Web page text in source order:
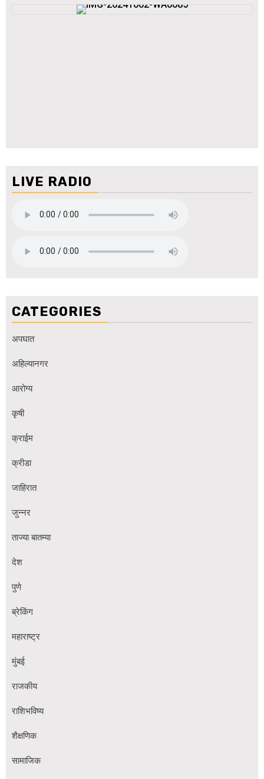
LIVE RADIO
CATEGORIES
अपघात
अहिल्यानगर
आरोग्य
कृषी
क्राईम
क्रीडा
जाहिरात
जुन्नर
ताज्या बातम्या
देश
पुणे
ब्रेकिंग
महाराष्ट्र
मुंबई
राजकीय
राशिभविष्य
शैक्षणिक
सामाजिक